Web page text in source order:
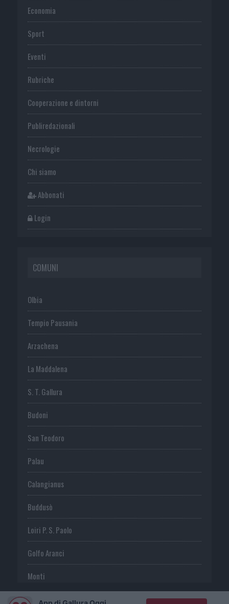
Economia
Sport
Eventi
Rubriche
Cooperazione e dintorni
Publiredazionali
Necrologie
Chi siamo
Abbonati
Login
COMUNI
Olbia
Tempio Pausania
Arzachena
La Maddalena
S. T. Gallura
Budoni
San Teodoro
Palau
Calangianus
Buddusò
Loiri P. S. Paolo
Golfo Aranci
Monti
Telti